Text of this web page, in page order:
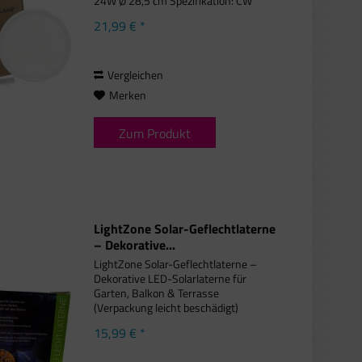
220-240V 50/60Hz
6500K...
21,99 € *
Vergleichen
Merken
Zum Produkt
LightZone Solar-Geflechtlaterne
– Dekorative...
LightZone Solar-Geflechtlaterne –
Dekorative LED-Solarlaterne für
Garten, Balkon & Terrasse
(Verpackung leicht beschädigt)
leicht Verpackung beschädigt!Die
15,99 € *